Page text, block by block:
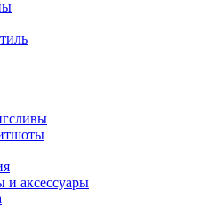
и аксессуары